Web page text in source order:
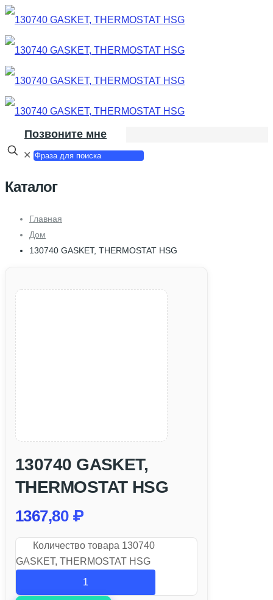
Позвоните мне
✕
Каталог
Главная
Дом
130740 GASKET, THERMOSTAT HSG
130740 GASKET,
THERMOSTAT HSG
1367,80 ₽
Количество товара 130740
GASKET, THERMOSTAT HSG